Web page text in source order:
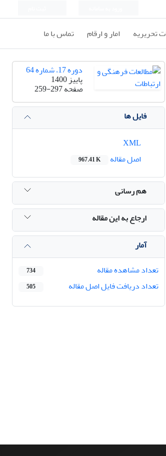
تحریریه امار و ارقام تماس با ما
دوره 17، شماره 64
پاییز 1400
صفحه259-297
فایل ها
اصل مقاله
967.41 K
هم رسانی
ارجاع به این مقاله
آمار
تعداد مشاهده مقاله
734
تعداد دریافت فایل اصل مقاله 505